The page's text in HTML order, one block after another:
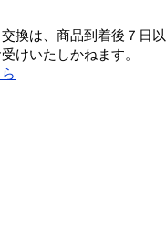
換は、商品到着後７日
けいたしかねます。